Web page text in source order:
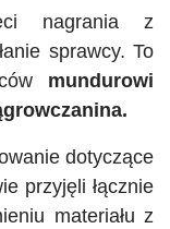
nagrania z
sprawcy. To
mundurowi
dotyczące
przyjęli łącznie
materiału z